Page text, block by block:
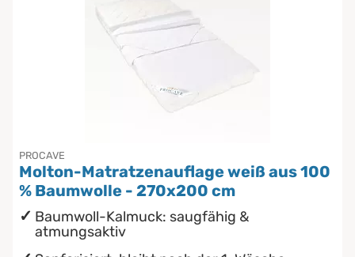
PROCAVE
Molton-Matratzenauflage weiß aus 100
% Baumwolle - 270x200 cm
Baumwoll-Kalmuck: saugfähig &
atmungsaktiv